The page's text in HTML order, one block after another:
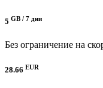
5 GB / 7 дни
Без ограничение на
28.66 EUR